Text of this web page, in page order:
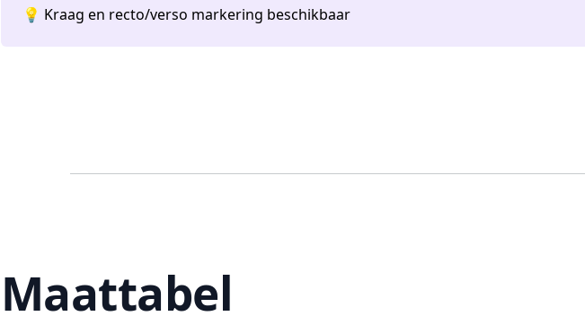
💡 Kraag en recto/verso markering beschikbaar
Maattabel